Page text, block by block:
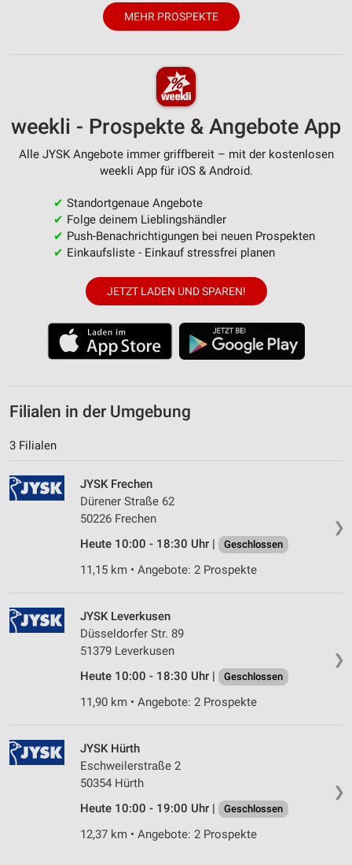
MEHR PROSPEKTE
weekli - Prospekte & Angebote App
Alle JYSK Angebote immer griffbereit – mit der kostenlosen
weekli App für iOS & Android.
✔ Standortgenaue Angebote
✔ Folge deinem Lieblingshändler
✔ Push-Benachrichtigungen bei neuen Prospekten
✔ Einkaufsliste - Einkauf stressfrei planen
JETZT LADEN UND SPAREN!
Filialen in der Umgebung
3 Filialen
❯
JYSK Frechen
Dürener Straße 62
50226 Frechen
Heute 10:00 - 18:30 Uhr |
Geschlossen
11,15 km • Angebote: 2 Prospekte
❯
JYSK Leverkusen
Düsseldorfer Str. 89
51379 Leverkusen
Heute 10:00 - 18:30 Uhr |
Geschlossen
11,90 km • Angebote: 2 Prospekte
❯
JYSK Hürth
Eschweilerstraße 2
50354 Hürth
Heute 10:00 - 19:00 Uhr |
Geschlossen
12,37 km • Angebote: 2 Prospekte
Analyse von Zielgruppen durch Statistiken oder
Kombinationen von Daten aus verschiedenen
Entwicklung und Verbesserung der Angebote
Verwendung reduzierter Daten zur Auswahl von
IAB-Besonderheiten:
Verwendung genauer Standortdaten
Geräte anhand von aktiv angeforderten
Informationen identifizieren
Nicht-IAB-Verarbeitungszwecke:
Notwendig
Performance
Funktional
Werbung